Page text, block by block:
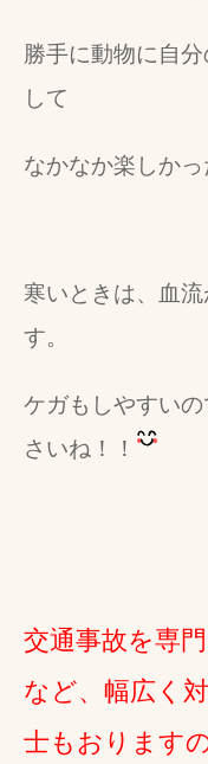
勝手に動物に自
して
なかなか楽しかっ
寒いときは、血
す。
ケガもしやすい
さいね！！
交通事故を専
など、幅広く
士もおります